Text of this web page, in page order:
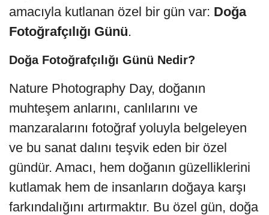
amacıyla kutlanan özel bir gün var: Doğa
Fotoğrafçılığı Günü.
Doğa Fotoğrafçılığı Günü Nedir?
Nature Photography Day, doğanın
muhteşem anlarını, canlılarını ve
manzaralarını fotoğraf yoluyla belgeleyen
ve bu sanat dalını teşvik eden bir özel
gündür. Amacı, hem doğanın güzelliklerini
kutlamak hem de insanların doğaya karşı
farkındalığını artırmaktır. Bu özel gün, doğa